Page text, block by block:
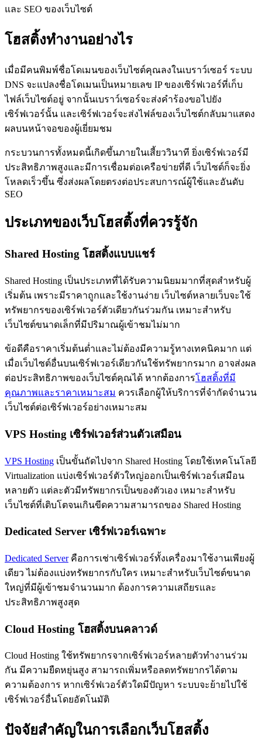
และ SEO ของเว็บไซต์
โฮสติ้งทำงานอย่างไร
เมื่อมีคนพิมพ์ชื่อโดเมนของเว็บไซต์คุณลงในเบราว์เซอร์ ระบบ
DNS จะแปลงชื่อโดเมนเป็นหมายเลข IP ของเซิร์ฟเวอร์ที่เก็บ
ไฟล์เว็บไซต์อยู่ จากนั้นเบราว์เซอร์จะส่งคำร้องขอไปยัง
เซิร์ฟเวอร์นั้น และเซิร์ฟเวอร์จะส่งไฟล์ของเว็บไซต์กลับมาแสดง
ผลบนหน้าจอของผู้เยี่ยมชม
กระบวนการทั้งหมดนี้เกิดขึ้นภายในเสี้ยววินาที ยิ่งเซิร์ฟเวอร์มี
ประสิทธิภาพสูงและมีการเชื่อมต่อเครือข่ายที่ดี เว็บไซต์ก็จะยิ่ง
โหลดเร็วขึ้น ซึ่งส่งผลโดยตรงต่อประสบการณ์ผู้ใช้และอันดับ
SEO
ประเภทของเว็บโฮสติ้งที่ควรรู้จัก
Shared Hosting โฮสติ้งแบบแชร์
Shared Hosting เป็นประเภทที่ได้รับความนิยมมากที่สุดสำหรับผู้
เริ่มต้น เพราะมีราคาถูกและใช้งานง่าย เว็บไซต์หลายเว็บจะใช้
ทรัพยากรของเซิร์ฟเวอร์ตัวเดียวกันร่วมกัน เหมาะสำหรับ
เว็บไซต์ขนาดเล็กที่มีปริมาณผู้เข้าชมไม่มาก
ข้อดีคือราคาเริ่มต้นต่ำและไม่ต้องมีความรู้ทางเทคนิคมาก แต่
เมื่อเว็บไซต์อื่นบนเซิร์ฟเวอร์เดียวกันใช้ทรัพยากรมาก อาจส่งผล
ต่อประสิทธิภาพของเว็บไซต์คุณได้ หากต้องการโฮสติ้งที่มี
คุณภาพและราคาเหมาะสม ควรเลือกผู้ให้บริการที่จำกัดจำนวน
เว็บไซต์ต่อเซิร์ฟเวอร์อย่างเหมาะสม
VPS Hosting เซิร์ฟเวอร์ส่วนตัวเสมือน
VPS Hosting เป็นขั้นถัดไปจาก Shared Hosting โดยใช้เทคโนโลยี
Virtualization แบ่งเซิร์ฟเวอร์ตัวใหญ่ออกเป็นเซิร์ฟเวอร์เสมือน
หลายตัว แต่ละตัวมีทรัพยากรเป็นของตัวเอง เหมาะสำหรับ
เว็บไซต์ที่เติบโตจนเกินขีดความสามารถของ Shared Hosting
Dedicated Server เซิร์ฟเวอร์เฉพาะ
Dedicated Serverคือการเช่าเซิร์ฟเวอร์ทั้งเครื่องมาใช้งานเพียงผู้
เดียว ไม่ต้องแบ่งทรัพยากรกับใคร เหมาะสำหรับเว็บไซต์ขนาด
ใหญ่ที่มีผู้เข้าชมจำนวนมาก ต้องการความเสถียรและ
ประสิทธิภาพสูงสุด
Cloud Hosting โฮสติ้งบนคลาวด์
Cloud Hosting ใช้ทรัพยากรจากเซิร์ฟเวอร์หลายตัวทำงานร่วม
กัน มีความยืดหยุ่นสูง สามารถเพิ่มหรือลดทรัพยากรได้ตาม
ความต้องการ หากเซิร์ฟเวอร์ตัวใดมีปัญหา ระบบจะย้ายไปใช้
เซิร์ฟเวอร์อื่นโดยอัตโนมัติ
ปัจจัยสำคัญในการเลือกเว็บโฮสติ้ง